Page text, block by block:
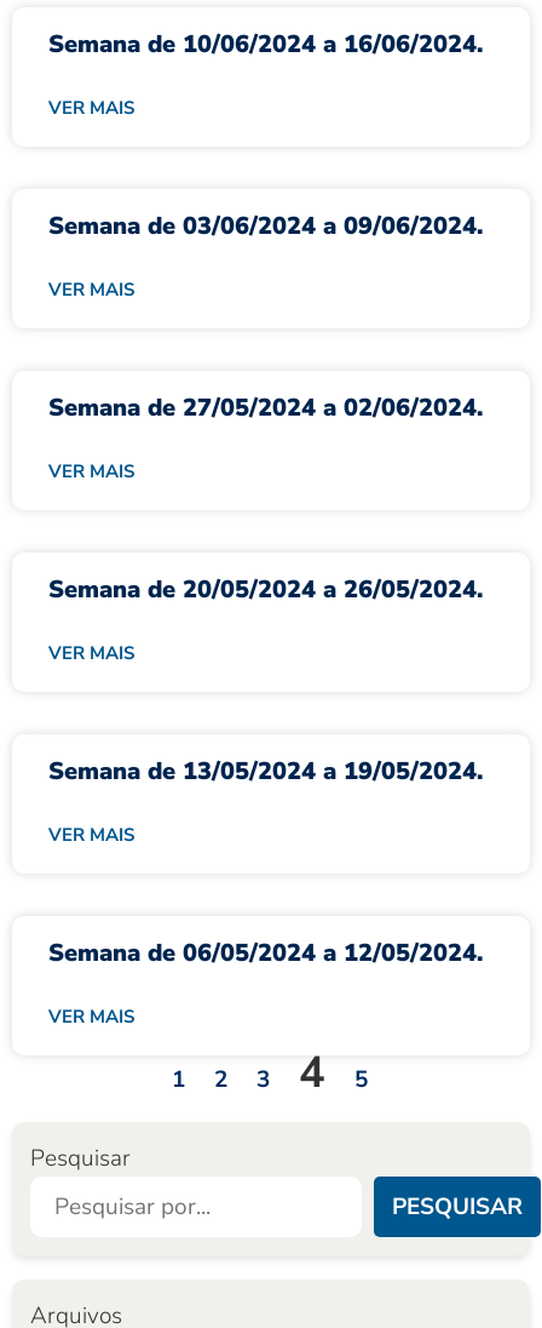
Semana de 10/06/2024 a 16/06/2024.
VER MAIS
Semana de 03/06/2024 a 09/06/2024.
VER MAIS
Semana de 27/05/2024 a 02/06/2024.
VER MAIS
Semana de 20/05/2024 a 26/05/2024.
VER MAIS
Semana de 13/05/2024 a 19/05/2024.
VER MAIS
Semana de 06/05/2024 a 12/05/2024.
VER MAIS
1 2 3 4 5
Pesquisar
PESQUISAR
Arquivos